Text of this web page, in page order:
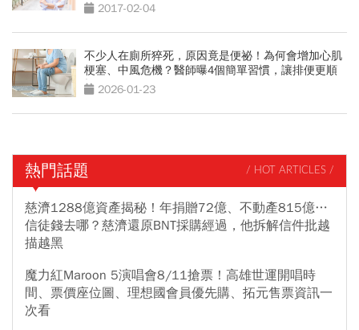
2017-02-04
不少人在廁所猝死，原因竟是便祕！為何會增加心肌
梗塞、中風危機？醫師曝4個簡單習慣，讓排便更順
暢 2026-01-23
熱門話題 / HOT ARTICLES /
慈濟1288億資產揭秘！年捐贈72億、不動產815億…
信徒錢去哪？慈濟還原BNT採購經過，他拆解信件批越
描越黑
魔力紅Maroon 5演唱會8/11搶票！高雄世運開唱時
間、票價座位圖、理想國會員優先購、拓元售票資訊一
次看